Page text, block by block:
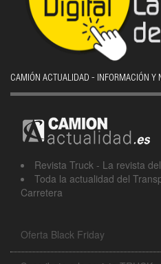
CAMIÓN ACTUALIDAD - INFORMACIÓN Y
Revista Truck - La revista
Toda la actualidad del
Carretera
Oferta Black Friday